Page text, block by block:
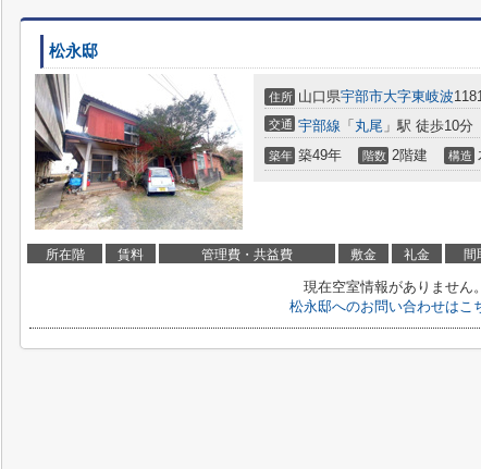
松永邸
住所 山口県宇部市大字東岐波
交通 宇部線 「 丸尾 」駅 徒歩10分
築年 築49年 階数 2階建 構造
所在階 賃料 管理費・共益費 敷金 礼金 間
現在空室情報がありません。
松永邸へのお問い合わせはこ